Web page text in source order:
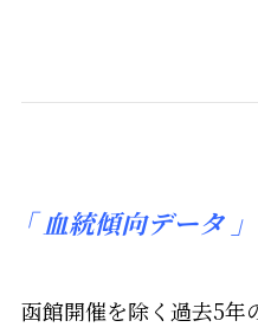
「血統傾向データ 」
函館開催を除く過去5年